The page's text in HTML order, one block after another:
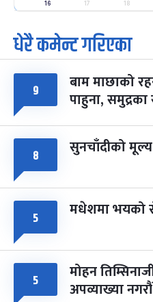
मंगल फाल्गुन २५, २०८३ Mar 9, 2027
७
आइत
पूर्णिमा व्रत
चैत्र ७, २०८३-Mar 21, 2027
८
सोम
फागुपूर्णिमा
चैत्र ८, २०८३-Mar 22, 2027
16 17 18
धेरै कमेन्ट गरिएका
९ बाम माछाको
पाहुना,
८ सुनचाँदीको
५ मधेशमा भयको
५ मोहन
अपव्याख्या नगरौं